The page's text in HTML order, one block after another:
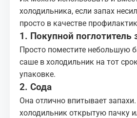
холодильника, если запах
просто в качестве
1. Покупной поглотитель
Просто поместите небольшую
саше в холодильник на тот
упаковке.
2. Сода
Она отлично впитывает
холодильник открытую пачку